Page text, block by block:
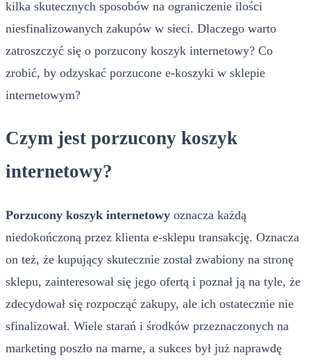
kilka skutecznych sposobów na ograniczenie ilości
niesfinalizowanych zakupów w sieci. Dlaczego warto
zatroszczyć się o porzucony koszyk internetowy? Co
zrobić, by odzyskać porzucone e-koszyki w sklepie
internetowym?
Czym jest porzucony koszyk
internetowy?
Porzucony koszyk internetowy oznacza każdą
niedokończoną przez klienta e-sklepu transakcję. Oznacza
on też, że kupujący skutecznie został zwabiony na stronę
sklepu, zainteresował się jego ofertą i poznał ją na tyle, że
zdecydował się rozpocząć zakupy, ale ich ostatecznie nie
sfinalizował. Wiele starań i środków przeznaczonych na
marketing poszło na marne, a sukces był już naprawdę